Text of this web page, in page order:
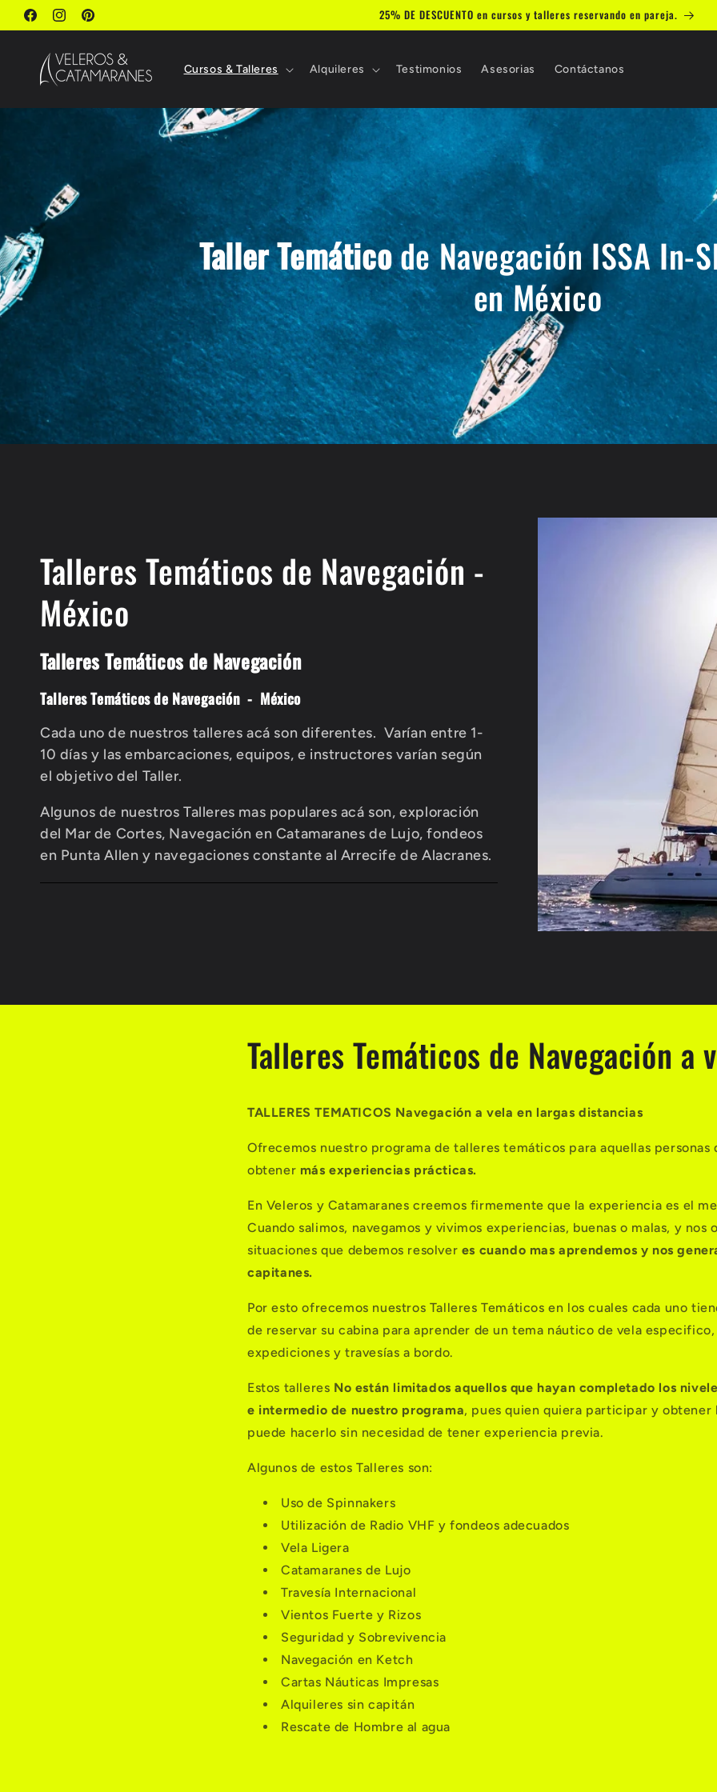
directamente
al contenido
FacebookInstagramPinterest
25% DE DESCUENTO en cursos y talleres reservando en pareja.
Cursos & Talleres Alquileres Testimonios Asesorias Contáctanos
Taller Temáticode Navegación ISSA In-
en México
C
o
l
e
c
c
i
ó
Talleres Temáticos de Navegación -
México
Talleres Temáticos de Navegación
Talleres Temáticos de Navegación - México
Cada uno de nuestros talleres acá son diferentes. Varían entre 1-
10 días y las embarcaciones, equipos, e instructores varían según
el objetivo del Taller.
Algunos de nuestros Talleres mas populares acá son, exploración
del Mar de Cortes, Navegación en Catamaranes de Lujo, fondeos
en Punta Allen y navegaciones constante al Arrecife de Alacranes.
Talleres Temáticos de Navegación a
TALLERES TEMATICOS Navegación a vela en largas distancias
Ofrecemos nuestro programa de talleres temáticos para aquellas personas
obtener más experiencias prácticas.
En Veleros y Catamaranes creemos firmemente que la experiencia es el
Cuando salimos, navegamos y vivimos experiencias, buenas o malas, y nos
situaciones que debemos resolver es cuando mas aprendemos y nos
capitanes.
Por esto ofrecemos nuestros Talleres Temáticos en los cuales cada uno
de reservar su cabina para aprender de un tema náutico de vela
expediciones y travesías a bordo.
Estos talleres No están limitados aquellos que hayan completado los
e intermedio de nuestro programa, pues quien quiera participar y obtener
puede hacerlo sin necesidad de tener experiencia previa.
Algunos de estos Talleres son:
Uso de Spinnakers
Utilización de Radio VHF y fondeos adecuados
Vela Ligera
Catamaranes de Lujo
Travesía Internacional
Vientos Fuerte y Rizos
Seguridad y Sobrevivencia
Navegación en Ketch
Cartas Náuticas Impresas
Alquileres sin capitán
Rescate de Hombre al agua